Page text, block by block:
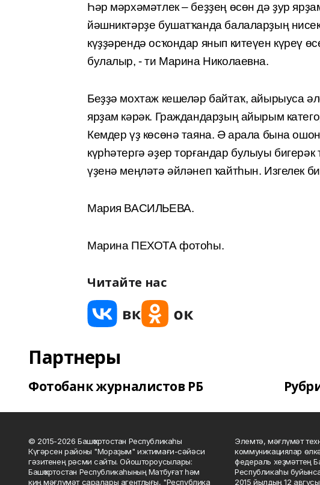
Һәр мәрхәмәтлек – беҙҙең өсөн дә ҙур
йәшниктәрҙе бушатҡанда балаларҙың
күҙҙәрендә осҡондар янып китеүен күреү
булалыр, - ти Марина Николаевна.
Беҙҙә мохтаж кешеләр байтаҡ, айырыуса
ярҙам кәрәк. Граждандарҙың айырым
Кемдер үҙ көсөнә таяна. Ә арала бына
күрһәтергә әҙер торғандар булыуы
үҙенә меңләтә әйләнеп ҡайтһын. Изгелек
Мария ВАСИЛЬЕВА.
Марина ПЕХОТА фотоһы.
Читайте нас
Партнеры
Фотобанк журналистов РБ
© 2015-2026 Башҡортостан Республикаһы
Күгәрсен районы "Мораҙым" ижтимағи-сәйәси
гәзитенең рәсми сайты. Ойоштороусылары:
Башҡортостан Республикаһының Матбуғат һәм
киң мәғлүмәт саралары агентлығы, "Республика
Элемтә, мәғлүмәт
коммуникациялар
федераль хеҙмәттең
Республикаһы
2015 йылдың 12